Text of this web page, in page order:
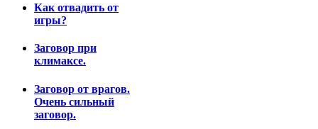
Как отвадить от
игры?
Заговор при
климаксе.
Заговор от врагов.
Очень сильный
заговор.